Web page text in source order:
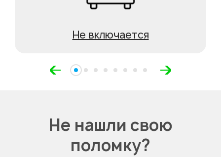
Не включается
Не нашли свою
поломку?